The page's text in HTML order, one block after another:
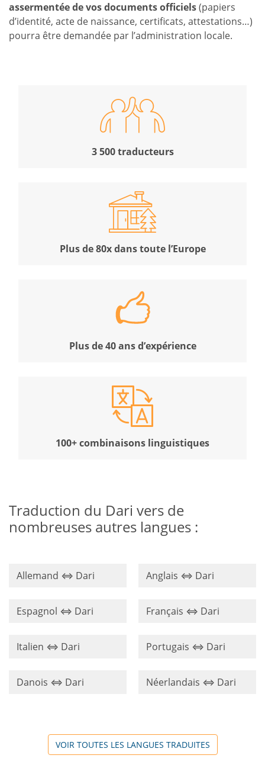
assermentée de vos documents officiels(papiers
d’identité, acte de naissance, certificats, attestations…)
pourra être demandée par l’administration locale.
3 500 traducteurs
Plus de 80x dans toute l’Europe
Plus de 40 ans d’expérience
100+ combinaisons linguistiques
Traduction du Dari vers de
nombreuses autres langues :
Allemand ⇔ Dari Anglais ⇔ Dari
Espagnol ⇔ Dari Français ⇔ Dari
Italien ⇔ Dari Portugais ⇔ Dari
Danois ⇔ Dari Néerlandais ⇔ Dari
VOIR TOUTES LES LANGUES TRADUITES